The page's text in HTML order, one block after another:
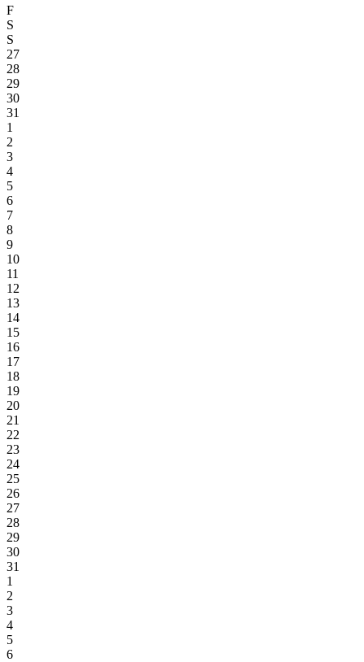
F
S
S
27
28
29
30
31
1
2
3
4
5
6
7
8
9
10
11
12
13
14
15
16
17
18
19
20
21
22
23
24
25
26
27
28
29
30
31
1
2
3
4
5
6